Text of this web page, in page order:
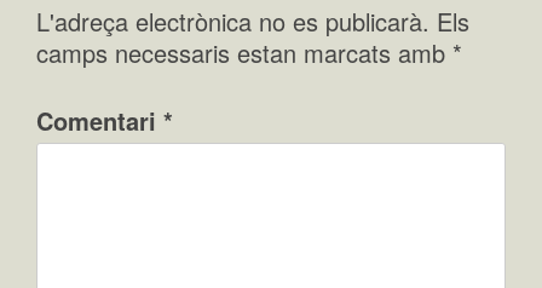
L'adreça electrònica no es publicarà. Els
camps necessaris estan marcats amb *
Comentari *